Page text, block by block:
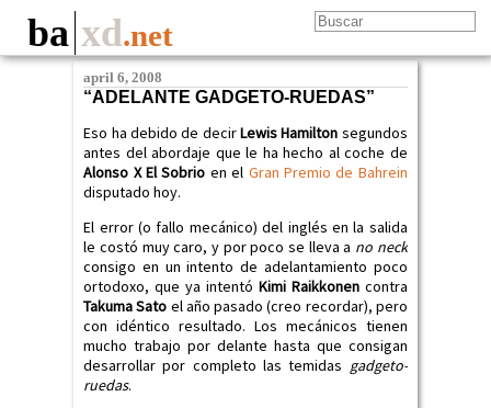
ba xd.net
april 6, 2008
“ADELANTE GADGETO-RUEDAS”
Eso ha debido de decirLewis Hamilton segundos
antes del abordaje que le ha hecho al coche de
Alonso XEl Sobrio en el Gran Premio de Bahrein
disputado hoy.
El error (o fallo mecánico) del inglés en la salida
le costó muy caro, y por poco se lleva a no neck
consigo en un intento de adelantamiento poco
ortodoxo, que ya intentó Kimi Raikkonencontra
Takuma Sato el año pasado (creo recordar), pero
con idéntico resultado. Los mecánicos tienen
mucho trabajo por delante hasta que consigan
desarrollar por completo las temidas gadgeto-
ruedas.